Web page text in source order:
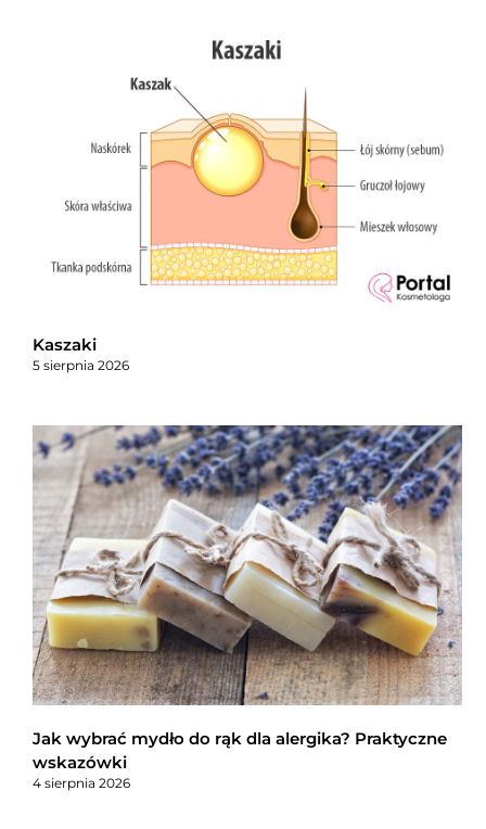
Kaszaki
5 sierpnia 2026
Jak wybrać mydło do rąk dla alergika? Praktyczne
wskazówki
4 sierpnia 2026